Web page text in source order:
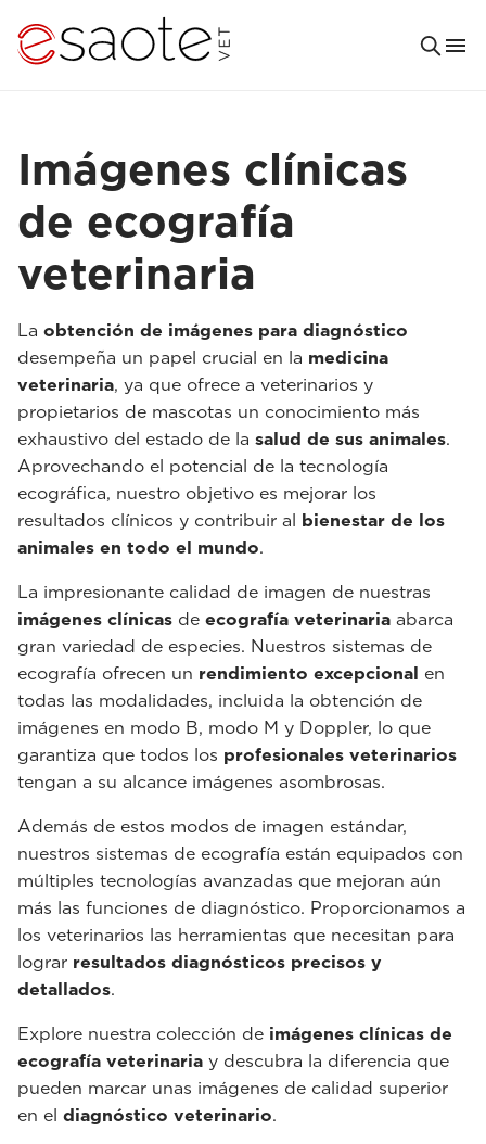
Imágenes clínicas
de ecografía
veterinaria
La obtención de imágenes para diagnóstico
desempeña un papel crucial en la medicina
veterinaria, ya que ofrece a veterinarios y
propietarios de mascotas un conocimiento más
exhaustivo del estado de la salud de sus animales.
Aprovechando el potencial de la tecnología
ecográfica, nuestro objetivo es mejorar los
resultados clínicos y contribuir al bienestar de los
animales en todo el mundo.
La impresionante calidad de imagen de nuestras
imágenes clínicas de ecografía veterinaria abarca
gran variedad de especies. Nuestros sistemas de
ecografía ofrecen un rendimiento excepcional en
todas las modalidades, incluida la obtención de
imágenes en modo B, modo M y Doppler, lo que
garantiza que todos los profesionales veterinarios
tengan a su alcance imágenes asombrosas.
Además de estos modos de imagen estándar,
nuestros sistemas de ecografía están equipados con
múltiples tecnologías avanzadas que mejoran aún
más las funciones de diagnóstico. Proporcionamos a
los veterinarios las herramientas que necesitan para
lograr resultados diagnósticos precisos y
detallados.
Explore nuestra colección de imágenes clínicas de
ecografía veterinaria y descubra la diferencia que
pueden marcar unas imágenes de calidad superior
en el diagnóstico veterinario.